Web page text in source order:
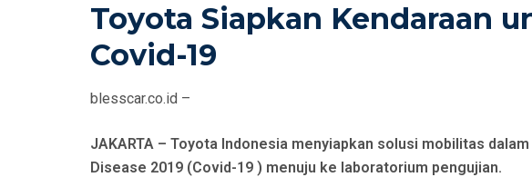
S
Toyota Siapkan Kendaraan
Covid-19
blesscar.co.id –
JAKARTA – Toyota Indonesia menyiapkan solusi mobilitas
Disease 2019 (Covid-19 ) menuju ke laboratorium pengujian.